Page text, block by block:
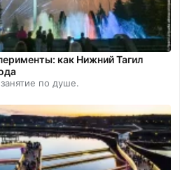
как Нижний Тагил
по душе.